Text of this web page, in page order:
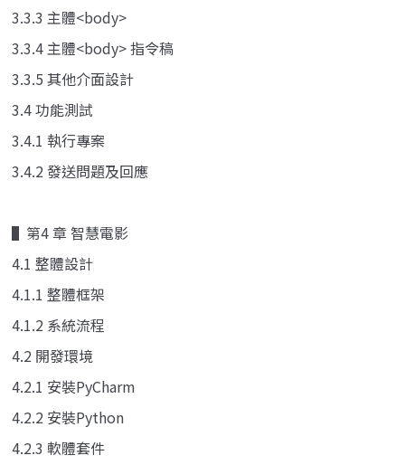
3.3.3 主體<body>
3.3.4 主體<body> 指令稿
3.3.5 其他介面設計
3.4 功能測試
3.4.1 執行專案
3.4.2 發送問題及回應
▌第4 章 智慧電影
4.1 整體設計
4.1.1 整體框架
4.1.2 系統流程
4.2 開發環境
4.2.1 安裝PyCharm
4.2.2 安裝Python
4.2.3 軟體套件